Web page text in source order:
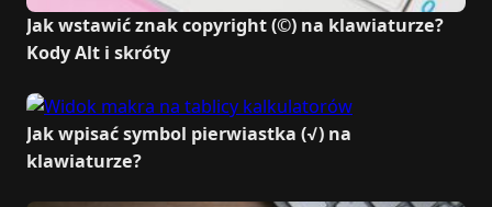
Jak wstawić znak copyright (©) na klawiaturze?
Kody Alt i skróty
Jak wpisać symbol pierwiastka (√) na
klawiaturze?